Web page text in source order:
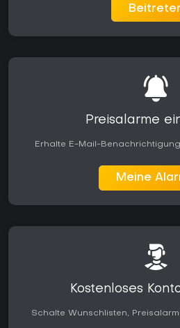
neuen Inhalten wie zusätzlichen
Die Reaktionen loben vor allem die
Golfers legt, findet hier passende
schnelle Runden als auch für
bieten lokale und online Modi
richtet sich an Fans, die eine
die Matchmaking-Pools erweitert.
Preisalarme
Erhalte E-Mail-
Meine
Kostenloses
Schalte Wunschlisten,